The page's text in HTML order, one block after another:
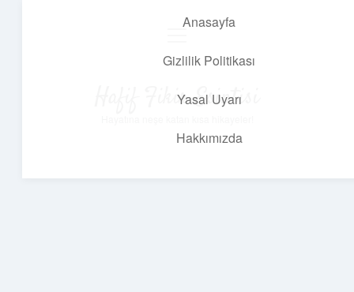
Anasayfa
Gizlilik Politikası
Yasal Uyarı
Hakkımızda
Hafif Fikir Esintisi